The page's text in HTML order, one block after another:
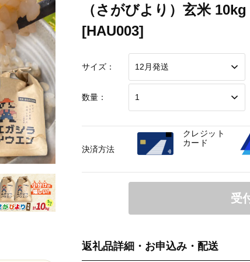
（さがびより）玄米
[HAU003]
サイズ：
数量：
受
返礼品詳細・お申込み・配送
決済方法
クレジット
カード